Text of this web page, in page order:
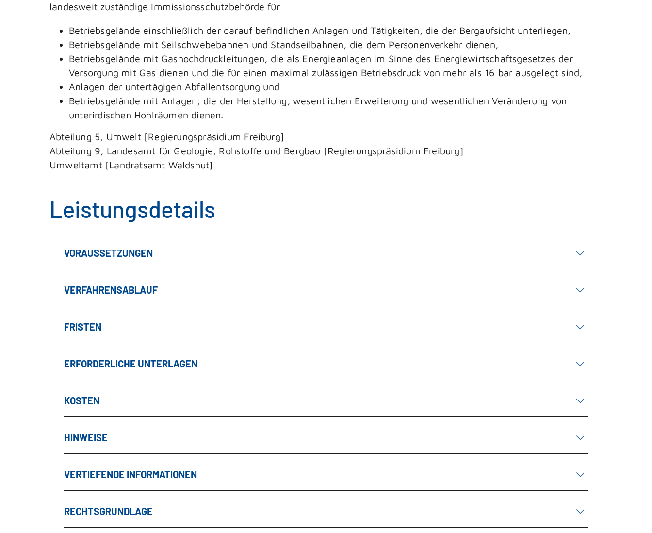
landesweit zuständige Immissionsschutzbehörde für
Betriebsgelände einschließlich der darauf befindlichen Anlagen und Tätigkeiten, die der Bergaufsicht unterliegen,
Betriebsgelände mit Seilschwebebahnen und Standseilbahnen, die dem Personenverkehr dienen,
Betriebsgelände mit Gashochdruckleitungen, die als Energieanlagen im Sinne des Energiewirtschaftsgesetzes der
Versorgung mit Gas dienen und die für einen maximal zulässigen Betriebsdruck von mehr als 16 bar ausgelegt sind,
Anlagen der untertägigen Abfallentsorgung und
Betriebsgelände mit Anlagen, die der Herstellung, wesentlichen Erweiterung und wesentlichen Veränderung von
unterirdischen Hohlräumen dienen.
Abteilung 5, Umwelt [Regierungspräsidium Freiburg]
Abteilung 9, Landesamt für Geologie, Rohstoffe und Bergbau [Regierungspräsidium Freiburg]
Umweltamt [Landratsamt Waldshut]
Leistungsdetails
VORAUSSETZUNGEN
VERFAHRENSABLAUF
FRISTEN
ERFORDERLICHE UNTERLAGEN
KOSTEN
HINWEISE
VERTIEFENDE INFORMATIONEN
RECHTSGRUNDLAGE